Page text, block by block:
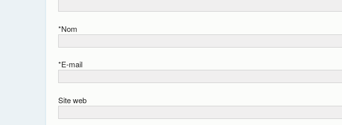
Nom
*
E-mail
*
Site web